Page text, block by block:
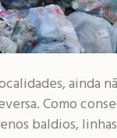
Como
baldios,